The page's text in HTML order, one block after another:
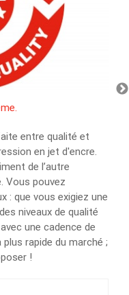
entre qualité et
en jet d'encre.
de l’autre
Vous pouvez
: que vous exigiez une
niveaux de qualité
une cadence de
rapide du marché ;
!